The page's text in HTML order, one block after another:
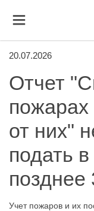
20.07.2026
Отчет
пожарах
от них"
подать
Учет пожаров и их